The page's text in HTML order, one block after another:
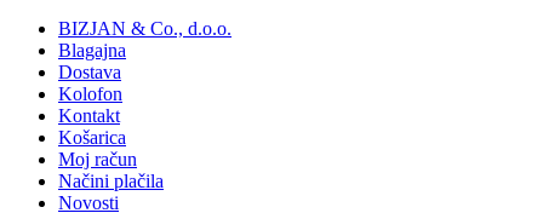
BIZJAN & Co., d.o.o.
Blagajna
Dostava
Kolofon
Kontakt
Košarica
Moj račun
Načini plačila
Novosti